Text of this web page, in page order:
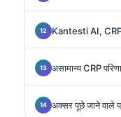
Kantesti AI,
असामान्य CRP
अक्सर पूछे जाने वाले